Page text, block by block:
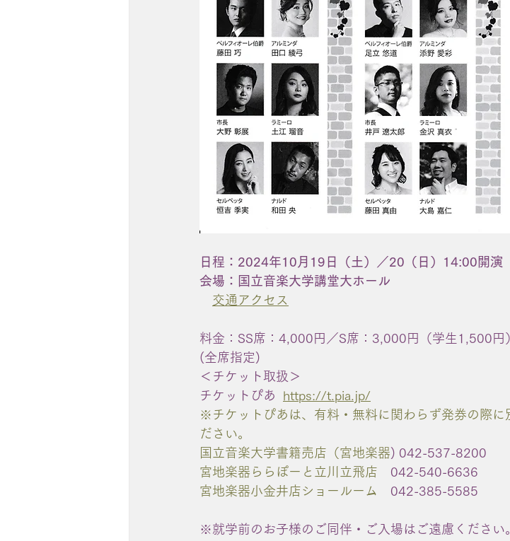
日程：2024年10月19日（土）／20（日）14:00開演
会場：国立音楽大学講堂大ホール
交通アクセス
料金：SS席：4,000円／S席：3,000円（学生1,500円
(全席指定)
＜チケット取扱＞
チケットぴあ https://t.pia.jp/
※チケットぴあは、有料・無料に関わらず発券の際に
ださい。
国立音楽大学書籍売店（宮地楽器) 042-537-8200
宮地楽器ららぽーと立川立飛店 042-540-6636
宮地楽器小金井店ショールーム
042-385-5585
※就学前のお子様のご同伴・ご入場はご遠慮ください